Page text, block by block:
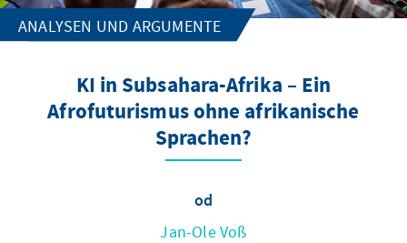
ANALYSEN UND ARGUMENTE
KI in Subsahara-Afrika – Ein
Afrofuturismus ohne afrikanische
Sprachen?
od
Jan-Ole Voß